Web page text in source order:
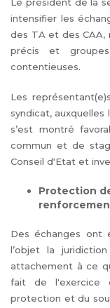
intensifier les
des TA et des CAA,
précis et
contentieuses.
Les
syndicat,
s’est montré
commun et de
Conseil d'Etat et
Protection
Des échanges ont
l’objet la
attachement à ce
fait de l'exercice
protection et du